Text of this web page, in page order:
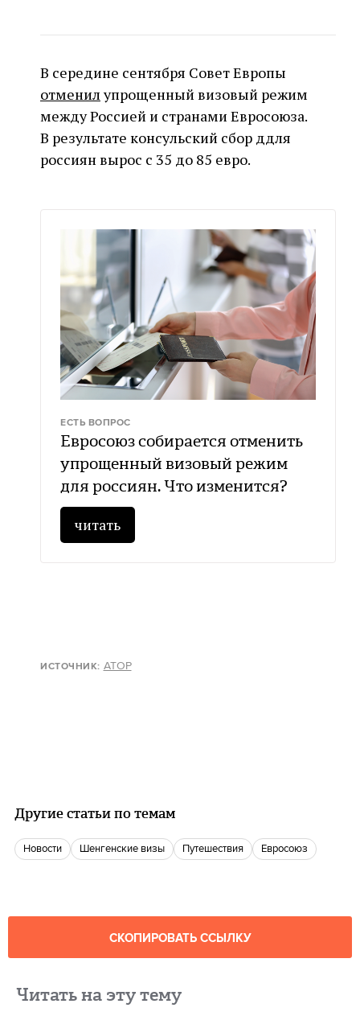
В середине сентября Совет Европы
отменилупрощенный визовый режим
между Россией и странами Евросоюза.
В результате консульский сбор ддля
россиян вырос с 35 до 85 евро.
ЕСТЬ ВОПРОС
Евросоюз собирается отменить
упрощенный визовый режим
для россиян. Что изменится?
читать
ИСТОЧНИК: АТОР
Другие статьи по темам
новости шенгенские визы путешествия Евросоюз
СКОПИРОВАТЬ ССЫЛКУ
Читать на эту тему